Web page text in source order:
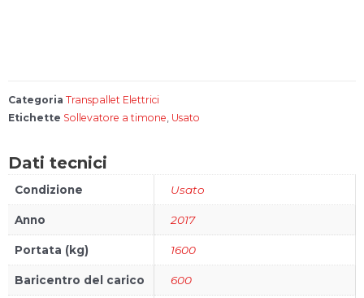
elevatore
Categoria Transpallet Elettrici
Etichette Sollevatore a timone, Usato
Dati tecnici
Condizione Usato
Anno 2017
Portata (kg) 1600
Baricentro del carico 600